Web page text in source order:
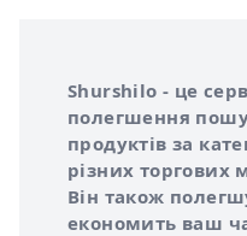
Про сервіс
Shurshilo - це
полегшення
продуктів за
різних торгових
Він також
економить ваш